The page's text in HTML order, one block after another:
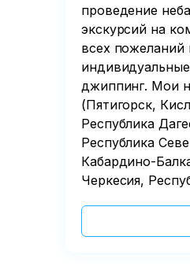
проведение
экскурсий на
всех пожеланий
джиппинг. Мои
(Пятигорск,
Республика
Республика
Кабардино-
Черкесия,